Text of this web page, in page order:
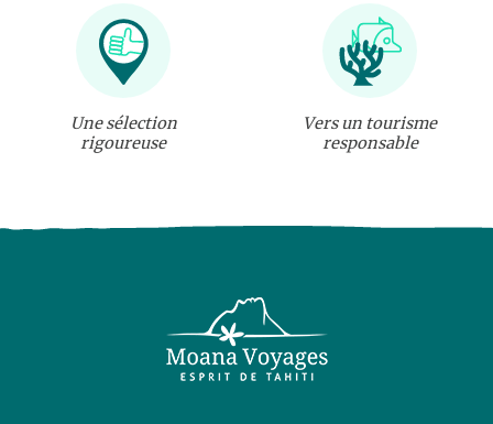
Une sélection
rigoureuse
Vers un tourisme
responsable